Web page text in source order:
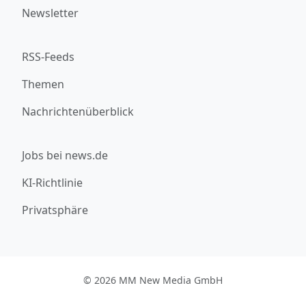
Newsletter
RSS-Feeds
Themen
Nachrichtenüberblick
Jobs bei news.de
KI-Richtlinie
Privatsphäre
© 2026 MM New Media GmbH